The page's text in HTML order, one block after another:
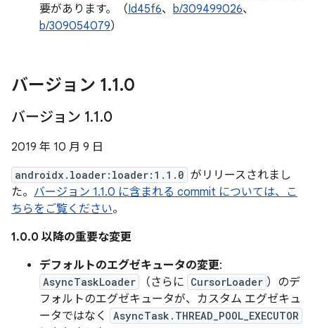
要があります。（Id45f6、 b/309499026、
b/309054079）
バージョン 1.1.0
バージョン 1.1.0
2019 年 10 月 9 日
androidx.loader:loader:1.1.0 がリリースされまし
た。 バージョン 1.1.0 に含まれる commit については、こ
ちらをご覧ください。
1.0.0 以降の重要な変更
デフォルトのエグゼキュータの変更:
AsyncTaskLoader （さらに CursorLoader ）のデ
フォルトのエグゼキュータが、カスタム エグゼキュ
ータではなく
AsyncTask.THREAD_POOL_EXECUTOR